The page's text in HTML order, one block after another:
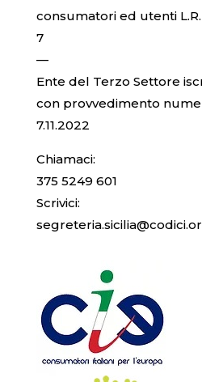
consumatori ed utenti
7
—
Ente del Terzo Settore
con provvedimento
7.11.2022
Chiamaci:
375 5249 601
Scrivici: